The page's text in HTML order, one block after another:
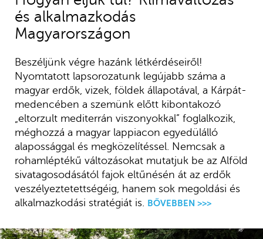
és alkalmazkodás
Magyarországon
Beszéljünk végre hazánk létkérdéseiről!
Nyomtatott lapsorozatunk legújabb száma a
magyar erdők, vizek, földek állapotával, a Kárpát-
medencében a szemünk előtt kibontakozó
„eltorzult mediterrán viszonyokkal” foglalkozik,
méghozzá a magyar lappiacon egyedülálló
alapossággal és megközelítéssel. Nemcsak a
rohamléptékű változásokat mutatjuk be az Alföld
sivatagosodásától fajok eltűnésén át az erdők
veszélyeztetettségéig, hanem sok megoldási és
alkalmazkodási stratégiát is.
BŐVEBBEN >>>